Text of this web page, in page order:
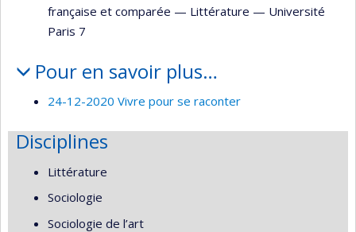
française et comparée — Littérature — Université
Paris 7
Pour en savoir plus…
24-12-2020 Vivre pour se raconter
Disciplines
Littérature
Sociologie
Sociologie de l’art